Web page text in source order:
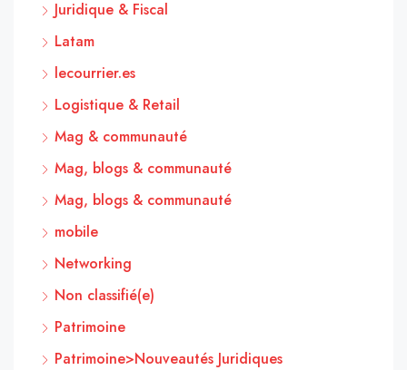
Juridique & Fiscal
Latam
lecourrier.es
Logistique & Retail
Mag & communauté
Mag, blogs & communauté
Mag, blogs & communauté
mobile
Networking
Non classifié(e)
Patrimoine
Patrimoine>Nouveautés Juridiques